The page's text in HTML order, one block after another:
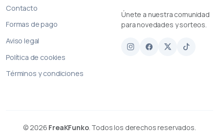
Contacto
Formas de pago
Aviso legal
Política de cookies
Términos y condiciones
Únete a nuestra comunidad
para novedades y sorteos.
© 2026 FreaKFunko. Todos los derechos reservados.